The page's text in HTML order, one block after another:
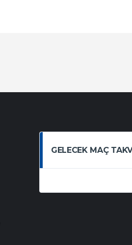
GELECEK MAÇ